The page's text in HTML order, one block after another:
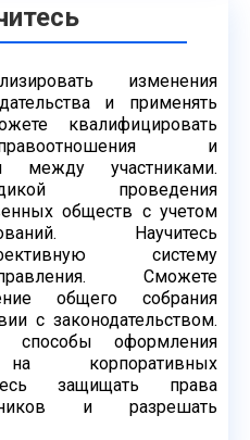
изменения
и применять
квалифицировать
и
между участниками.
проведения
обществ с учетом
Научитесь
систему
Сможете
общего собрания
с законодательством.
способы оформления
на корпоративных
защищать права
и разрешать